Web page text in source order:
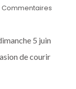
Commentaires
5 juin
de courir